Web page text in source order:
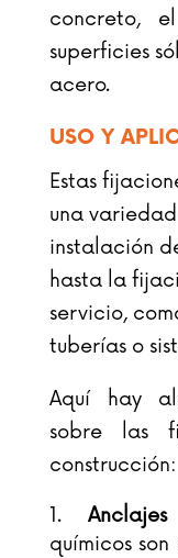
concreto,
superficies
acero.
USO Y
Estas
una
instalación
hasta la
servicio,
tuberías o
Aquí hay
sobre las
construcción:
químicos